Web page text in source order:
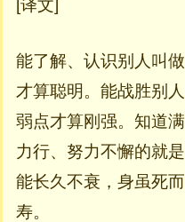
[译文]
能了解、认识别人叫
才算聪明。能战胜别
弱点才算刚强。知道
力行、努力不懈的就
能长久不衰，身虽死
寿。